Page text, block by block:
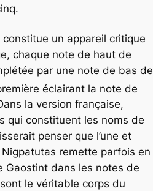
un appareil critique
chaque note de haut de
par une note de bas de
éclairant la note de
la version française,
qui constituent les noms de
penser que l’une et
remette parfois en
Gaostint dans les notes de
le véritable corps du